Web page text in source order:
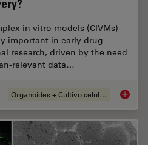
in vitro models (CIVMs)
important in early drug
research, driven by the need
relevant data…
Organoides + Cultivo celular 3D